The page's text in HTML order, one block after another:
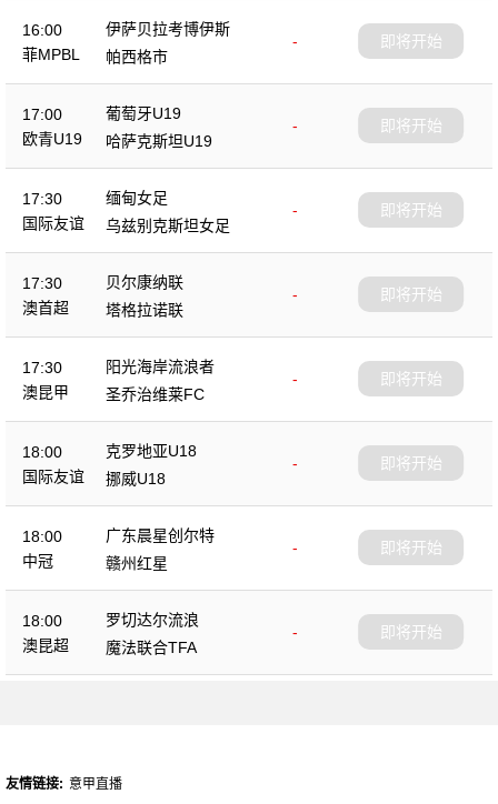
16:00
菲MPBL
伊萨贝拉考博伊斯
-
帕西格市
即将开始
17:00
欧青U19
葡萄牙U19
-
哈萨克斯坦U19
即将开始
17:30
国际友谊
缅甸女足
-
乌兹别克斯坦女足
即将开始
17:30
澳首超
贝尔康纳联
-
塔格拉诺联
即将开始
17:30
澳昆甲
阳光海岸流浪者
-
圣乔治维莱FC
即将开始
18:00
国际友谊
克罗地亚U18
-
挪威U18
即将开始
18:00
中冠
广东晨星创尔特
-
赣州红星
即将开始
18:00
澳昆超
罗切达尔流浪
-
魔法联合TFA
即将开始
友情链接: 意甲直播